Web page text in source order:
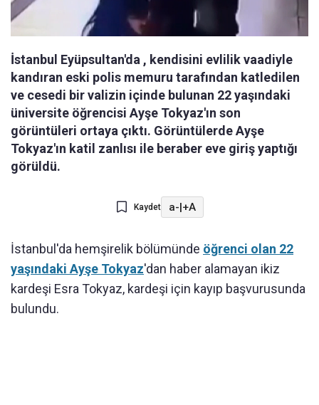
İstanbul Eyüpsultan'da , kendisini evlilik vaadiyle
kandıran eski polis memuru tarafından katledilen
ve cesedi bir valizin içinde bulunan 22 yaşındaki
üniversite öğrencisi Ayşe Tokyaz'ın son
görüntüleri ortaya çıktı. Görüntülerde Ayşe
Tokyaz'ın katil zanlısı ile beraber eve giriş yaptığı
görüldü.
Kaydet a-|+A
İstanbul'da hemşirelik bölümünde öğrenci olan 22
yaşındaki Ayşe Tokyaz'dan haber alamayan ikiz
kardeşi Esra Tokyaz, kardeşi için kayıp başvurusunda
bulundu.